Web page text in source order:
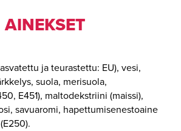
AINEKSET
ja teurastettu: EU), vesi,
suola, merisuola,
E451), maltodekstriini (maissi),
savuaromi, hapettumisenestoaine